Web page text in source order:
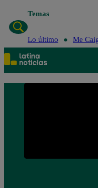
Temas
Lo último Me